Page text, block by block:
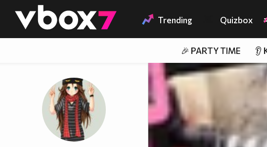
👾 Trending Quizbox
🎉 PARTY TIME 👂